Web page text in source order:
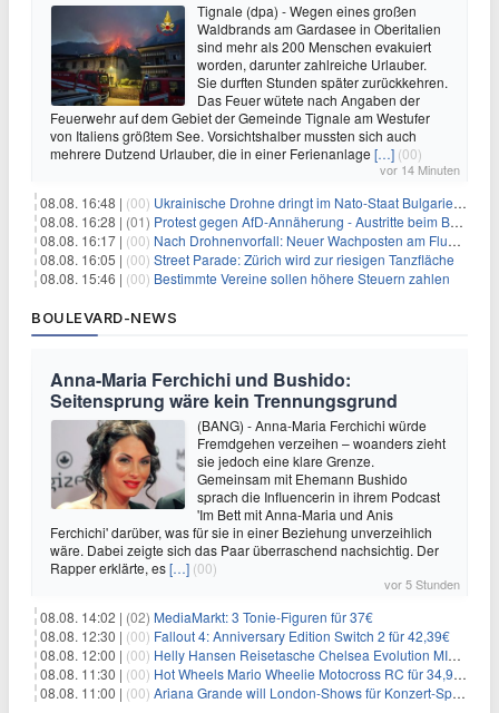
Tignale (dpa) - Wegen eines großen
Waldbrands am Gardasee in Oberitalien
sind mehr als 200 Menschen evakuiert
worden, darunter zahlreiche Urlauber.
Sie durften Stunden später zurückkehren.
Das Feuer wütete nach Angaben der
Feuerwehr auf dem Gebiet der Gemeinde Tignale am Westufer
von Italiens größtem See. Vorsichtshalber mussten sich auch
mehrere Dutzend Urlauber, die in einer Ferienanlage […] (00)
vor 14 Minuten
08.08. 16:48 | (00) Ukrainische Drohne dringt im Nato-Staat Bulgarien ein
08.08. 16:28 | (01) Protest gegen AfD-Annäherung - Austritte beim BSW Sachsen-Anhalt
08.08. 16:17 | (00) Nach Drohnenvorfall: Neuer Wachposten am Flughafen
08.08. 16:05 | (00) Street Parade: Zürich wird zur riesigen Tanzfläche
08.08. 15:46 | (00) Bestimmte Vereine sollen höhere Steuern zahlen
BOULEVARD-NEWS
Anna-Maria Ferchichi und Bushido:
Seitensprung wäre kein Trennungsgrund
(BANG) - Anna-Maria Ferchichi würde
Fremdgehen verzeihen – woanders zieht
sie jedoch eine klare Grenze.
Gemeinsam mit Ehemann Bushido
sprach die Influencerin in ihrem Podcast
'Im Bett mit Anna-Maria und Anis
Ferchichi' darüber, was für sie in einer Beziehung unverzeihlich
wäre. Dabei zeigte sich das Paar überraschend nachsichtig. Der
Rapper erklärte, es[…] (00)
vor 5 Stunden
08.08. 14:02 | (02) MediaMarkt: 3 Tonie-Figuren für 37€
08.08. 12:30 | (00) Fallout 4: Anniversary Edition Switch 2 für 42,39€
08.08. 12:00 | (00) Helly Hansen Reisetasche Chelsea Evolution MID 54L für 29,99€
08.08. 11:30 | (00) Hot Wheels Mario Wheelie Motocross RC für 34,99€
08.08. 11:00 | (00) Ariana Grande will London-Shows für Konzert-Special filmen